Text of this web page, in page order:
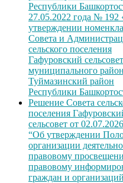
Республики
27.05.2022 года № 192
утверждении
Совета и
сельского поселения
Гафуровский сельсовет
муниципального
Туймазинский район
Республики
Решение Совета
поселения
сельсовет от
“Об утверждении
организации
правовому
правовому
граждан и